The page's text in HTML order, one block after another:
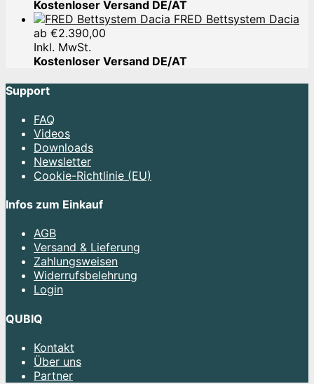
Kostenloser Versand DE/AT
FRED Bettsystem Dacia
ab €2.390,00
Inkl. MwSt.
Kostenloser Versand DE/AT
Support
FAQ
Videos
Downloads
Newsletter
Cookie-Richtlinie (EU)
Infos zum Einkauf
AGB
Versand & Lieferung
Zahlungsweisen
Widerrufsbelehrung
Login
QUBIQ
Kontakt
Über uns
Partner